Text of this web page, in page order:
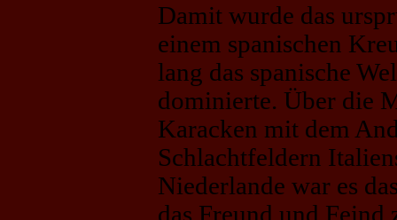
Damit wurde das
einem spanischen
lang das spanische
dominierte. Über die
Karacken mit dem
Schlachtfeldern
Niederlande war es
das Freund und Feind